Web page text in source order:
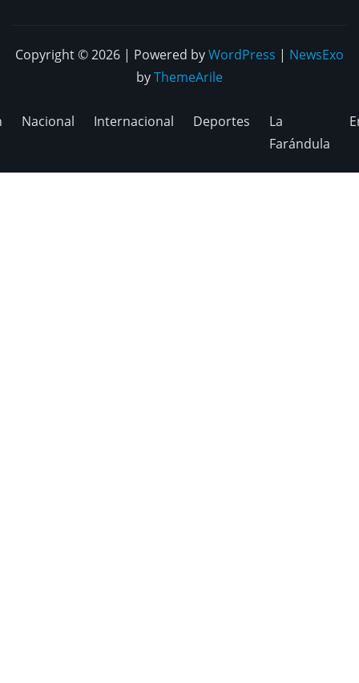
Copyright © 2026 | Powered byWordPress | NewsExo
byThemeArile
Nacional Internacional Deportes
La
Farándula